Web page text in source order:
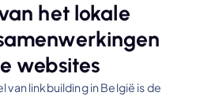
het lokale
websites
van linkbuilding in België is de